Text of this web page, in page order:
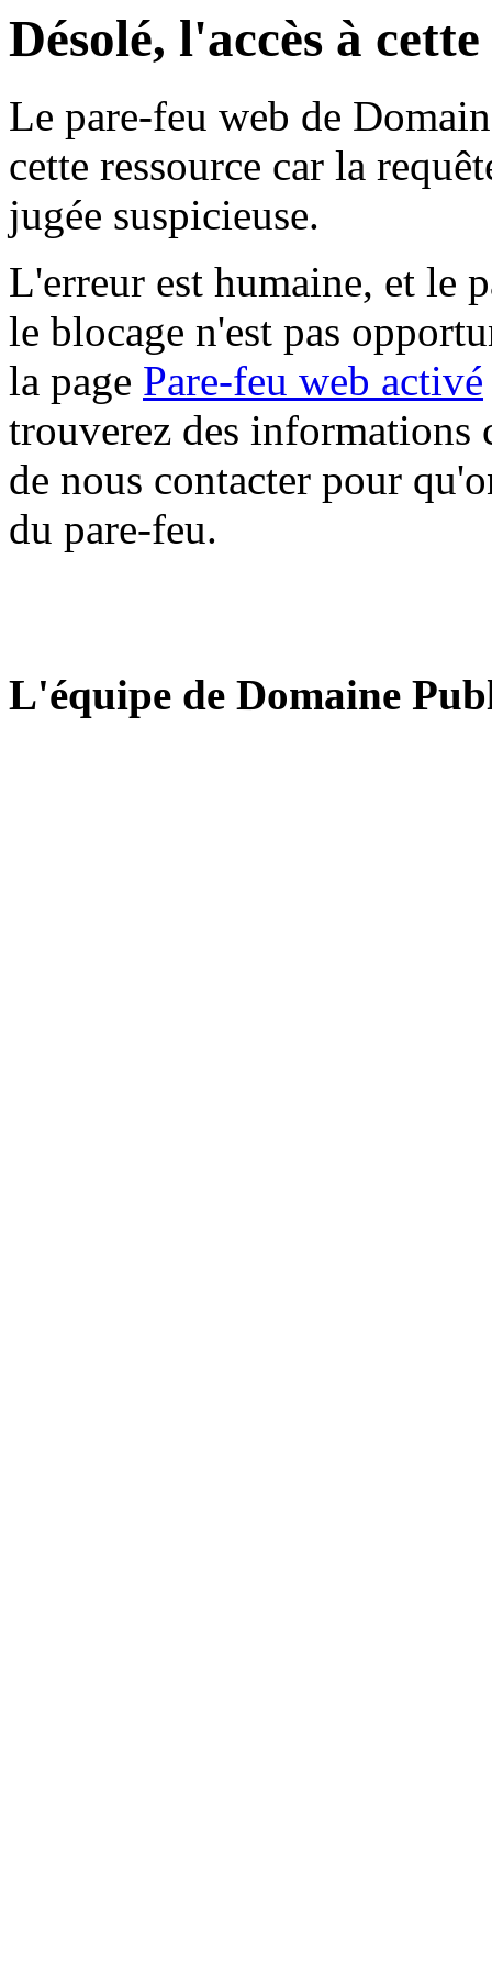
Désolé, l'accès à
Le pare-feu web de
cette ressource car la
jugée suspicieuse.
L'erreur est humaine, et le
le blocage n'est pas
la page Pare-feu web activé
trouverez des informations
de nous contacter pour
du pare-feu.
L'équipe de Domaine